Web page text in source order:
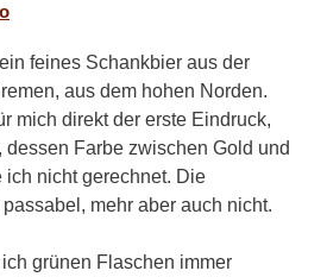
feines Schankbier aus der
aus dem hohen Norden.
mich direkt der erste Eindruck,
dessen Farbe zwischen Gold und
ich nicht gerechnet. Die
mehr aber auch nicht.
grünen Flaschen immer